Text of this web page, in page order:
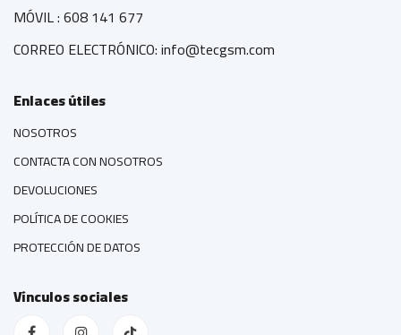
MÓVIL : 608 141 677
CORREO ELECTRÓNICO: info@tecgsm.com
Enlaces útiles
NOSOTROS
CONTACTA CON NOSOTROS
DEVOLUCIONES
POLÍTICA DE COOKIES
PROTECCIÓN DE DATOS
Vínculos sociales